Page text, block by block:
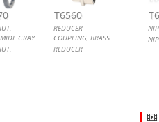
GRAY
T6560
REDUCER
COUPLING, BRASS
REDUCER